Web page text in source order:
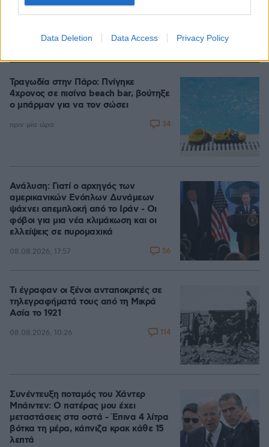
Data Deletion Data Access Privacy Policy
Από τη Μόρια στον γάμο, τη ΜΚΟ και την
26χρονου Αφγανού που σκότωσε τη Βρετανίδα
Τραγωδία στην Πάρο: Πνίγηκε
4χρονος σε πισίνα beach bar, βούτηξε
ο μπάρμαν για να τον σώσει
πριν μία ώρα 34
Ανάλυση: Γιατί ο αρχηγός των
αμερικανικών Ενόπλων Δυνάμεων
ψάχνει απεμπλοκή από το Ιράν - Οι
φόβοι για μια νέα κλιμάκωση και οι
ελλείψεις σε πυρομαχικά
08.08.2026, 17:57 56
Τι έγραφαν οι ξένοι ανταποκριτές σε
τηλεγραφήματά τους από τη Μικρά
Ασία το 1921
08.08.2026, 10:26 114
Συνέντευξη ποταμός του Χάντερ
Μπάιντεν: Ο πατέρας μου έχει
μεταστάσεις στα οστά - Έπινα 4 λίτρα
βότκα τη μέρα, κάπνιζα κρακ κάθε 15
λεπτά